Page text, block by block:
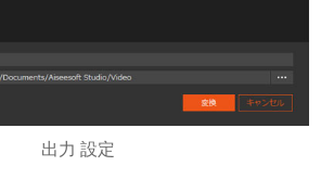
出力 設定